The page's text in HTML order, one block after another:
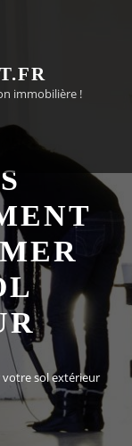
immobilière !
votre sol extérieur